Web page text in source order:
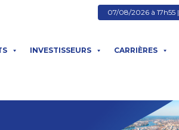
07/08/2026 à 17h55 |
INVESTISSEURS CARRIÈRES